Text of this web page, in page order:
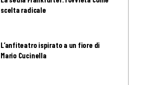
scelta radicale
L’anfiteatro ispirato a un fiore di
Mario Cucinella